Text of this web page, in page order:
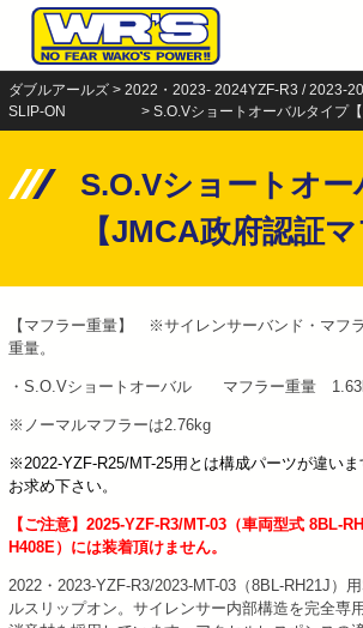
content
ダブルアールズ> 2022・2023- 2024YZF-R3 / 2023-
SLIP-ON
> S.O.Vショートオーバルタイプ
S.O.Vショートオ
【JMCA政府認証マ
【マフラー重量】 ※サイレンサーバンド・マフ
重量。
・S.O.Vショートオーバル マフラー重量
※ノーマルマフラーは2.76kg
※2022-YZF-R25/MT-25用とは構成パーツが違い
お求め下さい。
【ご注意】2025-YZF-R3/MT-03（車両型式 8BL-
H408E）には装着頂けません。
2022・2023-YZF-R3/2023-MT-03（8BL-RH21J）
ルスリップオン。サイレンサー内部構造を完全専